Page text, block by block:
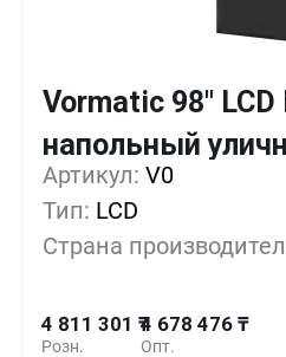
Vormatic 98" LCD
напольный
Артикул: V0
Тип: LCD
Страна
Розн.
4 811 301 ₸
Опт.
4 678 476 ₸
1+ 0%
5+
10+ -2%